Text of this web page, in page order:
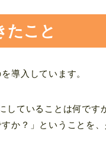
たこと
導入しています。
していることは何です
か？」ということを